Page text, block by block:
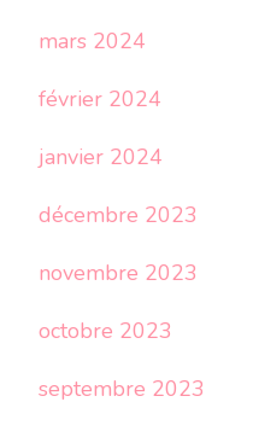
mars 2024
février 2024
janvier 2024
décembre 2023
novembre 2023
octobre 2023
septembre 2023